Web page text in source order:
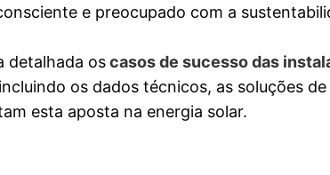
e preocupado com a
detalhada oscasos de sucesso das
incluindo os dados técnicos, as soluções
esta aposta na energia solar.